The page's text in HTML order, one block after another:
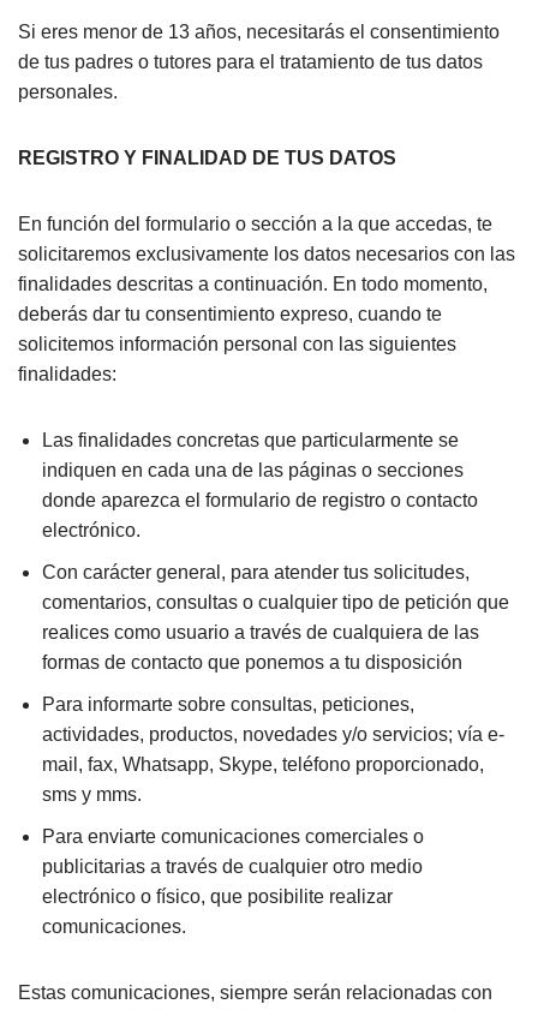
Si eres menor de 13 años, necesitarás el consentimiento
de tus padres o tutores para el tratamiento de tus datos
personales.
REGISTRO Y FINALIDAD DE TUS DATOS
En función del formulario o sección a la que accedas, te
solicitaremos exclusivamente los datos necesarios con las
finalidades descritas a continuación. En todo momento,
deberás dar tu consentimiento expreso, cuando te
solicitemos información personal con las siguientes
finalidades:
Las finalidades concretas que particularmente se
indiquen en cada una de las páginas o secciones
donde aparezca el formulario de registro o contacto
electrónico.
Con carácter general, para atender tus solicitudes,
comentarios, consultas o cualquier tipo de petición que
realices como usuario a través de cualquiera de las
formas de contacto que ponemos a tu disposición
Para informarte sobre consultas, peticiones,
actividades, productos, novedades y/o servicios; vía e-
mail, fax, Whatsapp, Skype, teléfono proporcionado,
sms y mms.
Para enviarte comunicaciones comerciales o
publicitarias a través de cualquier otro medio
electrónico o físico, que posibilite realizar
comunicaciones.
Estas comunicaciones, siempre serán relacionadas con